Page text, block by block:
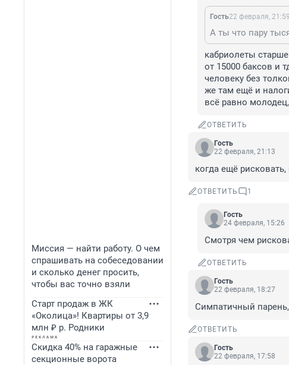
Миссия — найти работу. О чем
спрашивать на собеседовании
и сколько денег просить,
чтобы вас точно взяли
Старт продаж в ЖК
«Околица»! Квартиры от 3,9
млн ₽ р. Родники
Скидка 40% на гаражные
секционные ворота
Гость22 февраля, 21:59
А ты что пару
кабриолеты
от 15000 баксов и
человеку без
же там ещё и
всё равно
ОТВЕТИТЬ
Гость
22 февраля, 21:13
когда ещё
ОТВЕТИТЬ 1
Гость
24 февраля, 15:26
Смотря чем
ОТВЕТИТЬ
Гость
22 февраля, 18:27
Симпатичный
ОТВЕТИТЬ
Гость
22 февраля, 17:58